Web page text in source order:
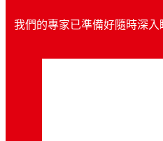
我們的專家已準備好隨時深入